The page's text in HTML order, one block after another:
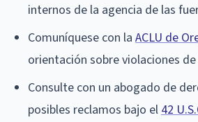
internos de la agencia de las
Comuníquese con la ACLU de
orientación sobre violaciones
Consulte con un abogado de
posibles reclamos bajo el 42